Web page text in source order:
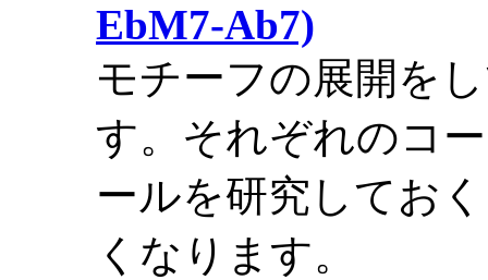
EbM7-Ab7)
モチーフの展開を
す。それぞれのコ
ールを研究してお
くなります。